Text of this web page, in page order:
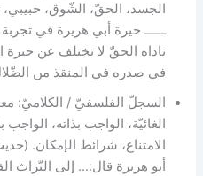
الجسد، الحقّ، الشّوق،
ــــــ حيرة أبي هريرة في
ناداه الحقّ لا تختلف عن حيرة
في صدره في المنقذ من
السجلّ الفلسفيّ / الكلاميّ:
الغائيّة، الواجب بذاته،
الامتناع، شرائط الإمكان.
أبو هريرة قال:… إلى التّراث